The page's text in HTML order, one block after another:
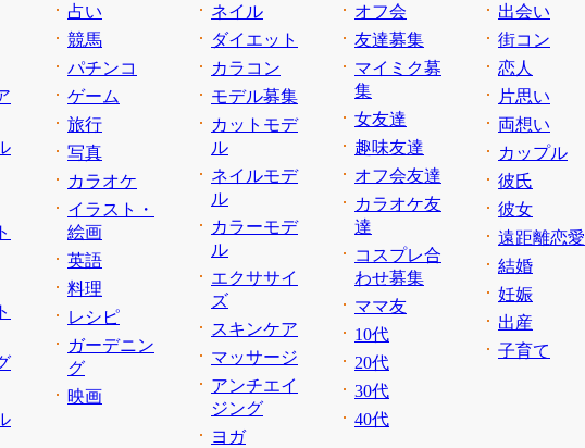
占い
競馬
パチンコ
ゲーム
旅行
写真
カラオケ
イラスト・
絵画
英語
料理
レシピ
ガーデニン
グ
映画
ネイル
ダイエット
カラコン
モデル募集
カットモデ
ル
ネイルモデ
ル
カラーモデ
ル
エクササイ
ズ
スキンケア
マッサージ
アンチエイ
ジング
ヨガ
オフ会
友達募集
マイミク募
集
女友達
趣味友達
オフ会友達
カラオケ友
達
コスプレ合
わせ募集
ママ友
10代
20代
30代
40代
出会い
街コン
恋人
片思い
両想い
カップル
彼氏
彼女
遠距離恋愛
結婚
妊娠
出産
子育て